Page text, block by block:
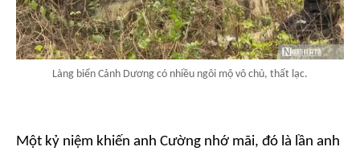
Làng biển Cảnh Dương có nhiều ngôi mộ vô chủ, thất lạc.
Một kỷ niệm khiến anh Cường nhớ mãi, đó là lần anh